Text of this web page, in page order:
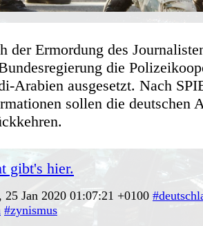
der Ermordung des
die
Arabien ausgesetzt. Nach
sollen die deutschen
gibt's hier.
Jan 2020 01:07:21 +0100
#zynismus